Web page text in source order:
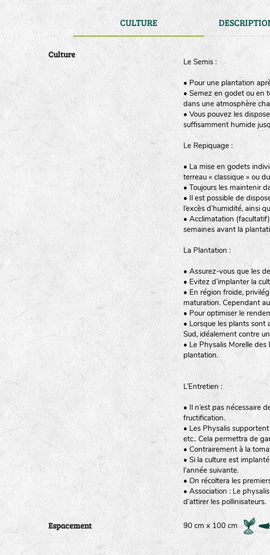
CULTURE
Culture
Le Semis :
• Pour une plantation
• Semez en godet ou en
dans une atmosphère
• Vous pouvez les
suffisamment humide
Le Repiquage :
• La mise en godets
terreau « classique » ou
• Toujours les maintenir
• Il est possible de
l’excès d’humidité, ainsi
• Acclimatation
semaines avant la
La Plantation :
• Assurez-vous que les
• Evitez d’implanter la
• En région froide,
maturation. Cependant
• Pour optimiser le
• Lorsque les plants sont
Sud, idéalement contre
• Le Physalis Morelle
plantation.
L’Entretien :
• Il n’est pas nécessaire
fructification.
• Les Physalis
etc.. Cela permettra de
• Contrairement à la
• Si la culture est
l’année suivante.
• On récoltera les
• Association : Le
d’attirer les pollinisateurs.
Espacement 90 cm x 100 cm